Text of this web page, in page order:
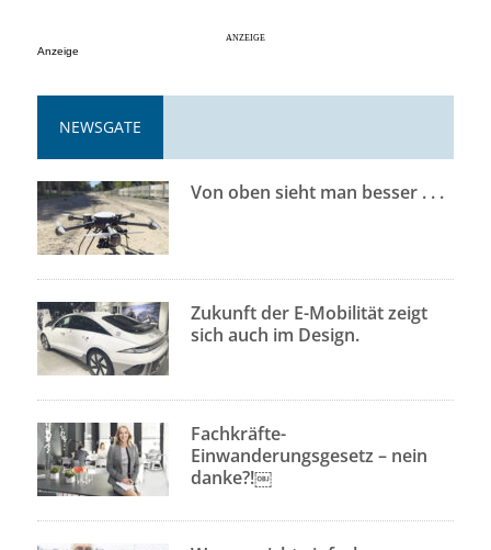
Anzeige
NEWSGATE
Von oben sieht man besser . . .
Zukunft der E-Mobilität zeigt
sich auch im Design.
Fachkräfte-
Einwanderungsgesetz – nein
danke?!￼